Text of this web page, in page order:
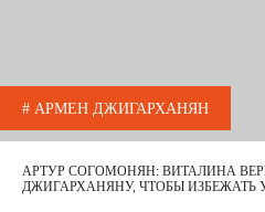
# АРМЕН ДЖИГАРХАНЯН
АРТУР СОГОМОНЯН: ВИТАЛИНА
ДЖИГАРХАНЯНУ, ЧТОБЫ ИЗБЕЖАТЬ